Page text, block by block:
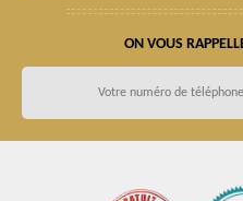
ON VOUS